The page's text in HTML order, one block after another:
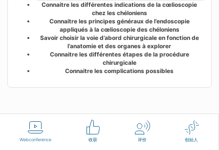
Webconference 收获 评价 创始人
Connaitre les différentes indications de la cœlioscopie
chez les chéloniens
Connaitre les principes généraux de l’endoscopie
appliqués à la cœlioscopie des chéloniens
Savoir choisir la voie d’abord chirurgicale en fonction de
l’anatomie et des organes à explorer
Connaitre les différentes étapes de la procédure
chirurgicale
Connaitre les complications possibles
使用条款